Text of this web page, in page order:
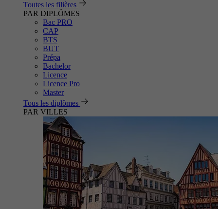
Toutes les filières
PAR DIPLÔMES
Bac PRO
CAP
BTS
BUT
Prépa
Bachelor
Licence
Licence Pro
Master
Tous les diplômes
PAR VILLES